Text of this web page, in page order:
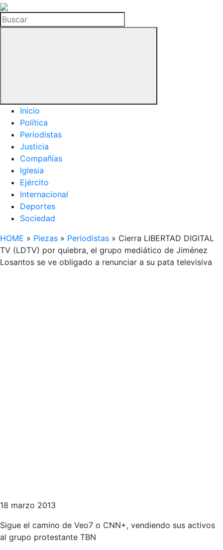
La
Hemeroteca
del
Buscar
Inicio
Política
Periodistas
Justicia
Compañías
Iglesia
Ejército
Internacional
Deportes
Sociedad
HOME » Piezas » Periodistas » Cierra LIBERTAD DIGITAL
TV (LDTV) por quiebra, el grupo mediático de Jiménez
Losantos se ve obligado a renunciar a su pata televisiva
18 marzo 2013
Sigue el camino de Veo7 o CNN+, vendiendo sus activos
al grupo protestante TBN